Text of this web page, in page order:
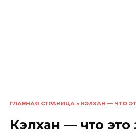
ГЛАВНАЯ СТРАНИЦА » КЭЛХАН — ЧТО
Кэлхан — что это